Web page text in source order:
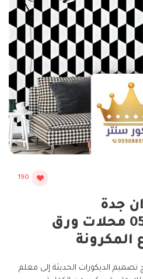
190
جدة
جوال:0550885527 محلات ورق
المكرونة
تصميم الديكورات الحديثة إلى معلم